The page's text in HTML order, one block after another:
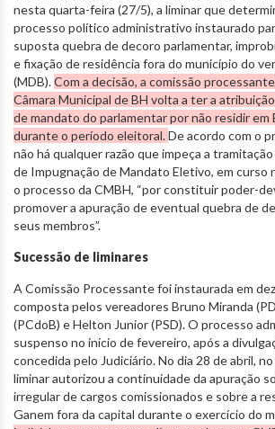
nesta quarta-feira (27/5), a liminar que
processo político administrativo instaurado
suposta quebra de decoro parlamentar,
e fixação de residência fora do município do
(MDB).Com a decisão, a comissão
Câmara Municipal de BH volta a ter a
de mandato do parlamentar por não residir em
durante o período eleitoral.De acordo com o
não há qualquer razão que impeça a
de Impugnação de Mandato Eletivo, em curso
o processo da CMBH, “por constituir poder-
promover a apuração de eventual quebra de
seus membros”.
Sucessão de liminares
A Comissão Processante foi instaurada em
composta pelos vereadores Bruno Miranda
(PCdoB) e Helton Junior (PSD). O processo
suspenso no início de fevereiro, após a
concedida pelo Judiciário. No dia 28 de abril,
liminar autorizou a continuidade da apuração
irregular de cargos comissionados e sobre a
Ganem fora da capital durante o exercício do